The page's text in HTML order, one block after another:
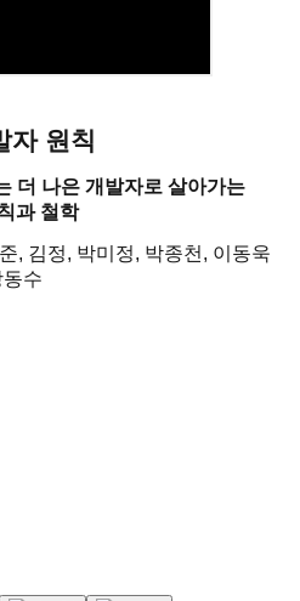
자 원칙
더 나은 개발자로 살아가는
과 철학
, 김정, 박미정, 박종천, 이동욱
수